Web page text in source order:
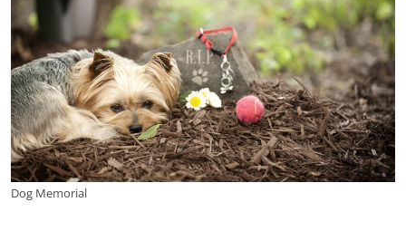
Dog Memorial